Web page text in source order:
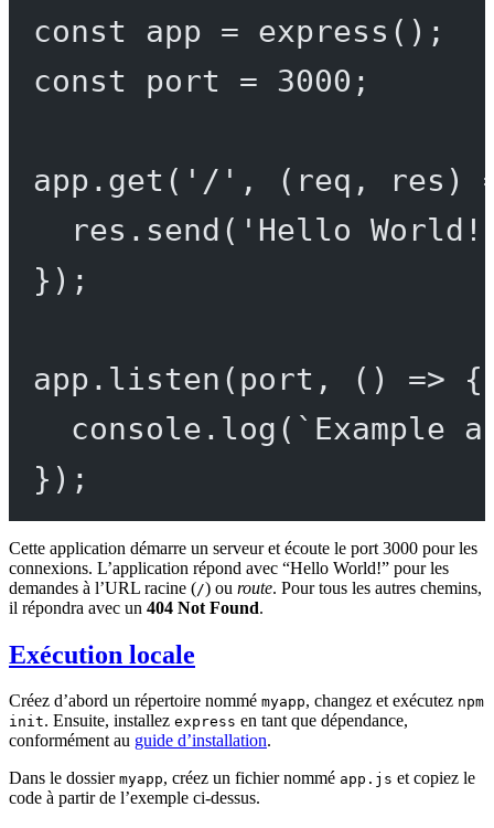
const
app = express ();
const
port = 3000 ;
app. get ( '/' , ( req , res )
res. send ( 'Hello
});
app. listen (port, () => {
console. log ( `Example
});
Cette application démarre un serveur et écoute le port 3000 pour les
connexions. L’application répond avec “Hello World!” pour les
demandes à l’URL racine (/) ou route. Pour tous les autres chemins,
il répondra avec un 404 Not Found.
Exécution locale
Créez d’abord un répertoire nommé myapp, changez et exécutez npm
init. Ensuite, installez express en tant que dépendance,
conformément au guide d’installation.
Dans le dossier myapp, créez un fichier nommé app.js et copiez le
code à partir de l’exemple ci-dessus.